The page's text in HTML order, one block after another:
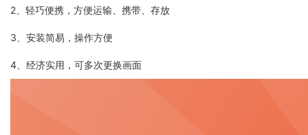
2、轻巧便携，方便运输、携带、存放
3、安装简易，操作方便
4、经济实用，可多次更换画面